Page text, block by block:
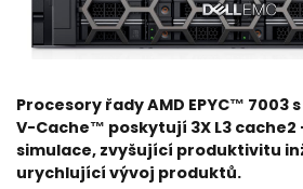
Procesory řady AMD EPYC™ 7003
V-Cache™ poskytují 3X L3
simulace, zvyšující produktivitu
urychlující vývoj produktů.